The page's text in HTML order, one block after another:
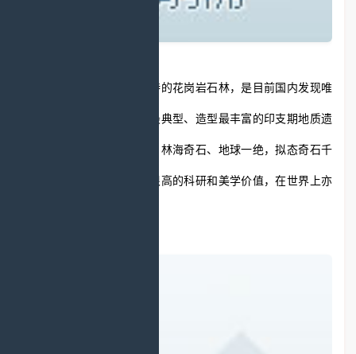
汤旺河林海奇石风景区独特的花岗岩石林，是目前国内发现唯
一一处类型最齐全、发育最典型、造型最丰富的印支期地质遗
迹，树在石上，石在林中，林海奇石、地球一绝，拟态奇石千
姿百态，惟妙惟肖，具有很高的科研和美学价值，在世界上亦